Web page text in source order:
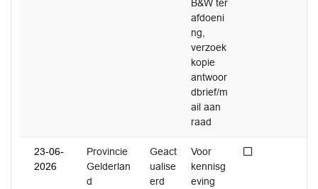
B&W ter
afdoeni
ng,
verzoek
kopie
antwoor
dbrief/m
ail aan
raad
23-06-
2026
Provincie
Gelderlan
d
Geact
ualise
erd
Voor
kennisg
eving
Niet afgedaan